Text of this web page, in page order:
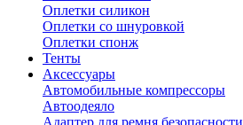
Оплетки силикон
Оплетки со шнуровкой
Оплетки спонж
Тенты
Аксессуары
Автомобильные компрессоры
Автоодеяло
Адаптер для ремня безопасности